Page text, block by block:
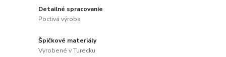
Detailné spracovanie
Poctivá výroba
Špičkové materiály
Vyrobené v Turecku